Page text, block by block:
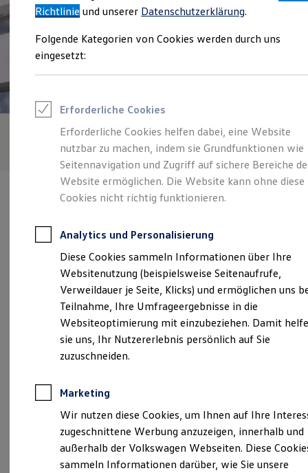
E-Auto-Förderung
Volkswagen Marktplatz
Junge Gebrauchtwagen und Gebrauchtwagen
Volkswagen Zertifizierte Gebrauchtwagen
Zubehör- und Serviceangebote
Leasing
Leasing-Angebote
Gebrauchtwagen Leasing
Junge Gebrauchtwagen-Leasing
Elektroauto Leasing
Kleinwagen-Leasing
Leasing ohne Anzahlung
Finanzierung
Kfz-Versicherung
Restschuldversicherungen
Garantien
Wartungsverträge
Geschäftskunden
Professional Class bei Volkswagen
Großkunden
Behörden
Direktkunden
Sonderfahrzeuge
Anpfiff zum Gewinn
Elektroautos
ID. Tutorials
Elektrofahrzeugkonzepte
Reichweite
Reichweite der ID. Modelle
Reichweite im Winter
Verantwortlich für die Inhalte auf dieser Seite ist die Autohaus
Benno Goda GmbH (Impressum & Rechtliches)
Wiesenstraße 27, 49401 Damme
info@benno-goda.de
Montag
Sonntag
Geschlossen
Richtlinie und unserer Datenschutzerklärung.
Folgende Kategorien von Cookies werden durch uns
eingesetzt:
Erforderliche Cookies
Erforderliche Cookies helfen dabei, eine Website
nutzbar zu machen, indem sie Grundfunktionen wie
Seitennavigation und Zugriff auf sichere Bereiche
Website ermöglichen. Die Website kann ohne diese
Cookies nicht richtig funktionieren.
Analytics und Personalisierung
Diese Cookies sammeln Informationen über Ihre
Websitenutzung (beispielsweise Seitenaufrufe,
Verweildauer je Seite, Klicks) und ermöglichen uns
Teilnahme, Ihre Umfrageergebnisse in die
Websiteoptimierung mit einzubeziehen. Damit
sie uns, Ihr Nutzererlebnis persönlich auf Sie
zuzuschneiden.
Marketing
Wir nutzen diese Cookies, um Ihnen auf Ihre
zugeschnittene Werbung anzuzeigen, innerhalb und
außerhalb der Volkswagen Webseiten. Diese
sammeln Informationen darüber, wie Sie unsere